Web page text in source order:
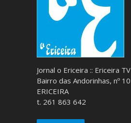
Jornal o Ericeira :: Ericeira TV
Bairro das Andorinhas, nº 10
ERICEIRA
t. 261 863 642